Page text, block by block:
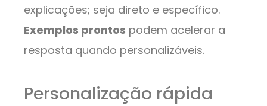
explicações; seja direto e específico.
Exemplos prontos podem acelerar a
resposta quando personalizáveis.
Personalização rápida